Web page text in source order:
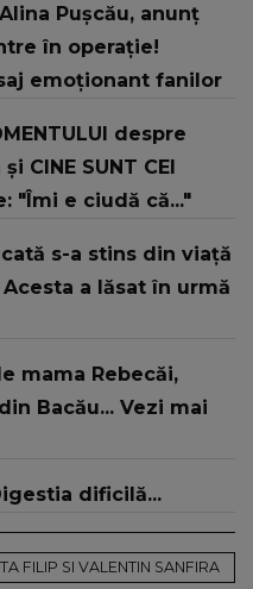
Pușcău, anunț
în operație!
emoționant fanilor
despre
CINE SUNT CEI
"Îmi e ciudă că..."
s-a stins din viață
a lăsat în urmă
mama Rebecăi,
Bacău... Vezi mai
dificilă...
FILIP SI VALENTIN SANFIRA